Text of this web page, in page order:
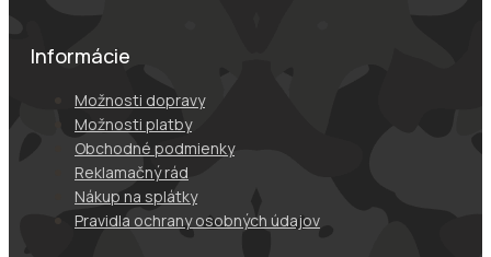
Informácie
Možnosti dopravy
Možnosti platby
Obchodné podmienky
Reklamačný rád
Nákup na splátky
Pravidla ochrany osobných údajov